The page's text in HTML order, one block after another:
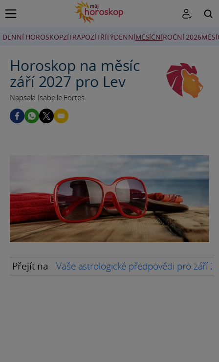
DENNÍ HOROSKOPZÍTRAPOZÍTŘÍTÝDENNÍMĚSÍČNÍROČNÍ 2026
Horoskop na měsíc
září 2027 pro Lev
Napsala Isabelle Fortes
Přejít na Vaše astrologické předpovědi pro září